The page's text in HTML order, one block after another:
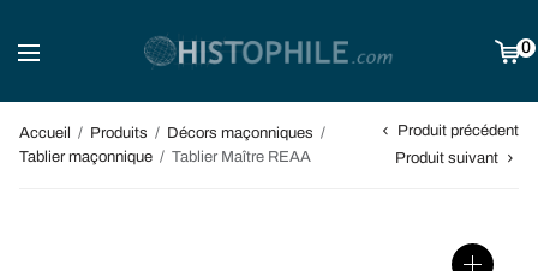
0
Accueil / Produits / Décors maçonniques /
Tablier maçonnique / Tablier Maître REAA
Produit précédent
Produit suivant